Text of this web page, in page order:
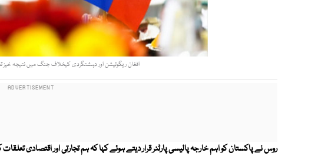
افغان ریگولیشن اور دہشتگردی کیخلاف جنگ میں نتیجہ خیز
روس نے پاکستان کو اہم خارجہ پالیسی پارٹنر قرار دیتے ہوئے کہا کہ ہم تجارتی اور اقتصادی